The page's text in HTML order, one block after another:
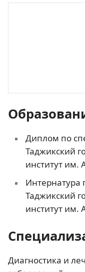
Диплом по
Таджикский
институт им.
Интернатура
Таджикский
институт им.
Диагностика и